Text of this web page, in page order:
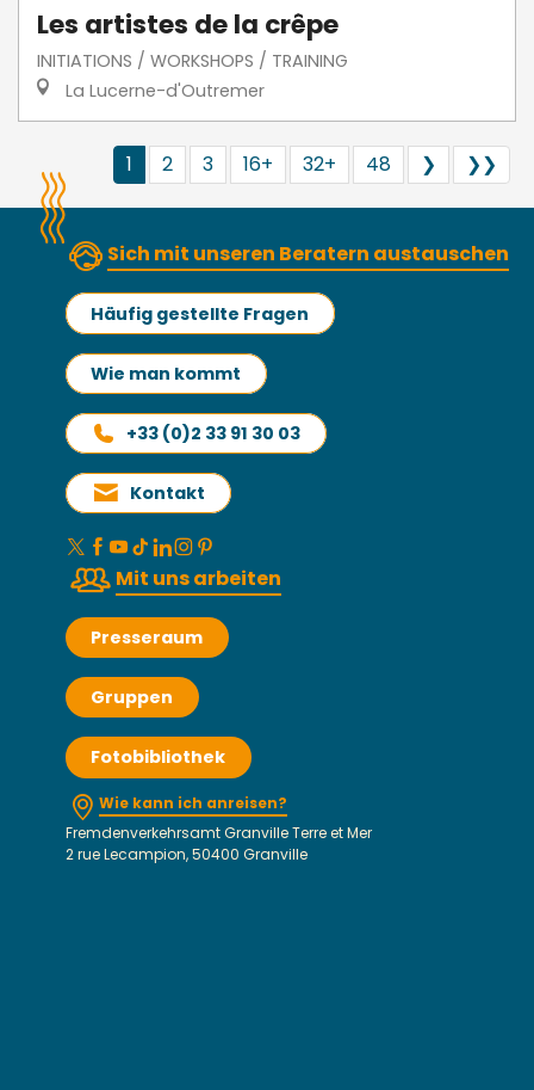
Les artistes de la crêpe
INITIATIONS / WORKSHOPS / TRAINING
La Lucerne-d'Outremer
1 2 3 16+ 32+ 48 ❯ ❯❯
Sich mit unseren Beratern austauschen
Häufig gestellte Fragen
Wie man kommt
+33 (0)2 33 91 30 03
Kontakt
Mit uns arbeiten
Presseraum
Gruppen
Fotobibliothek
Wie kann ich anreisen?
Fremdenverkehrsamt Granville Terre et Mer
2 rue Lecampion, 50400 Granville